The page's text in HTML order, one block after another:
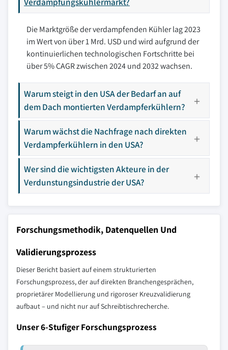
Die Marktgröße der verdampfenden Kühler lag 2023
im Wert von über 1 Mrd. USD und wird aufgrund der
kontinuierlichen technologischen Fortschritte bei
über 5% CAGR zwischen 2024 und 2032 wachsen.
Warum steigt in den USA der Bedarf an auf
dem Dach montierten Verdampferkühlern?
Warum wächst die Nachfrage nach direkten
Verdampferkühlern in den USA?
Wer sind die wichtigsten Akteure in der
Verdunstungsindustrie der USA?
Forschungsmethodik, Datenquellen Und
Validierungsprozess
Dieser Bericht basiert auf einem strukturierten
Forschungsprozess, der auf direkten Branchengesprächen,
proprietärer Modellierung und rigoroser Kreuzvalidierung
aufbaut – und nicht nur auf Schreibtischrecherche.
Unser 6-Stufiger Forschungsprozess